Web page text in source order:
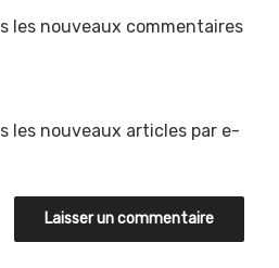
les nouveaux commentaires
les nouveaux articles par e-